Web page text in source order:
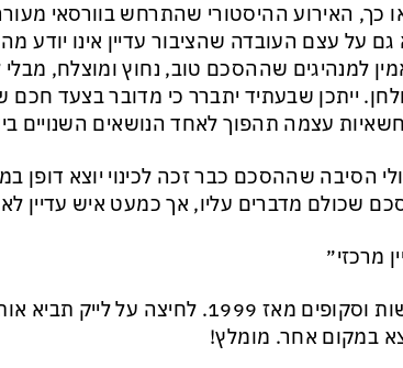
כך, האירוע ההיסטורי שהתרחש בוורסאי
גם על עצם העובדה שהציבור עדיין אינו יודע
למנהיגים שההסכם טוב, נחוץ ומוצלח,
ייתכן שבעתיד יתברר כי מדובר בצעד חכם
עצמה תהפוך לאחד הנושאים השנויים
הסיבה שההסכם כבר זכה לכינוי יוצא דופן
שכולם מדברים עליו, אך כמעט איש עדיין
מרכזי״
חדשות וסקופים מאז 1999. לחיצה
במקום אחר. מומלץ!